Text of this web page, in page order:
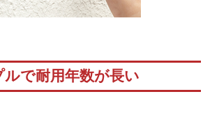
で耐用年数が長い